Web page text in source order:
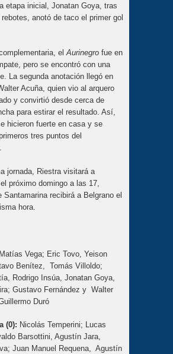
etapa inicial, Jonatan Goya, tras
anotó de taco el primer gol
elAurinegro fue en
pero se encontró con una
La segunda anotación llegó en
Acuña, quien vio al arquero
y convirtió desde cerca de
para estirar el resultado. Así,
hicieron fuerte en casa y se
tres puntos del
jornada, Riestra visitará a
próximo domingo a las 17,
Santamarina recibirá a Belgrano el
hora.
Vega; Eric Tovo, Yeison
Benítez, Tomás Villoldo;
Rodrigo Insúa, Jonatan Goya,
Gustavo Fernández y Walter
Duró
(0): Nicolás Temperini; Lucas
Barsottini, Agustín Jara,
Juan Manuel Requena, Agustín